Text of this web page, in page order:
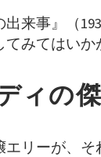
来事』（
みてはいか
ィの
リーが、